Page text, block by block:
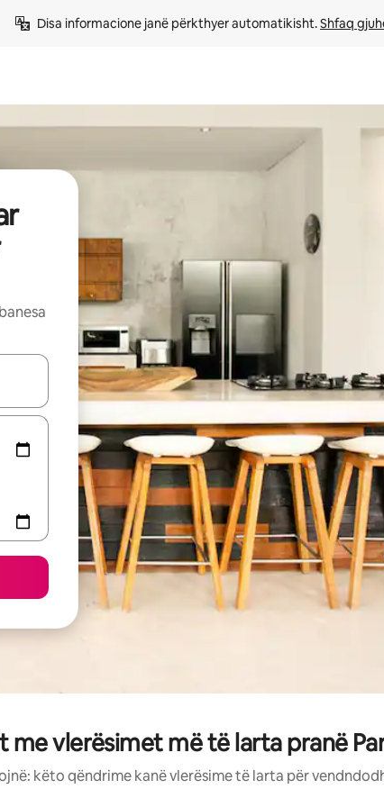
Disa informacione janë përkthyer automatikisht. Shfaq
butonat e shigjetave lart e poshtë ose eksploro duke prekur
me vlerësimet më të larta pranë
këto qëndrime kanë vlerësime të larta për